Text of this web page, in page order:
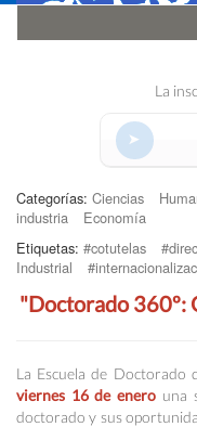
La
Categorías: Ciencias
industria
Economía
Etiquetas: #cotutelas
Industrial
"Doctorado 360º:
La Escuela de Doctorado
viernes 16 de enero una
doctorado y sus